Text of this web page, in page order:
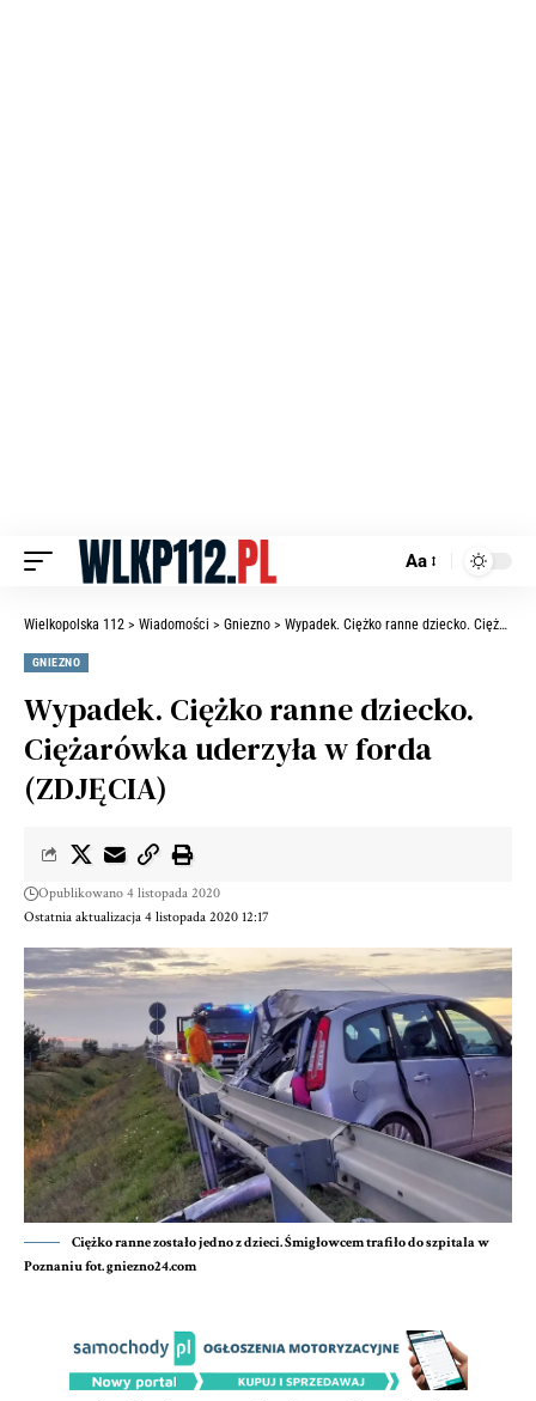
Aa
Wielkopolska 112 > Wiadomości > Gniezno > Wypadek. Ciężko ranne dziecko. Ciężarówka uderzyła w forda (ZDJĘCIA)
GNIEZNO
Wypadek. Ciężko ranne dziecko.
Ciężarówka uderzyła w forda
(ZDJĘCIA)
Ostatnia aktualizacja 4 listopada 2020 12:17
Opublikowano 4 listopada 2020
Ciężko ranne zostało jedno z dzieci. Śmigłowcem trafiło do szpitala w
Poznaniu fot. gniezno24.com